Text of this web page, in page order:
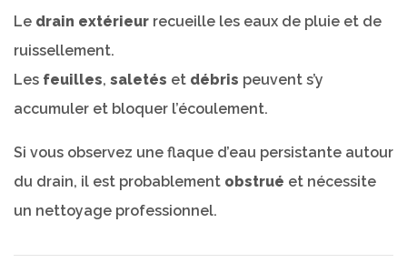
Le drain extérieur recueille les eaux de pluie et de
ruissellement.
Les feuilles, saletés et débris peuvent s’y
accumuler et bloquer l’écoulement.
Si vous observez une flaque d’eau persistante autour
du drain, il est probablement obstrué et nécessite
un nettoyage professionnel.